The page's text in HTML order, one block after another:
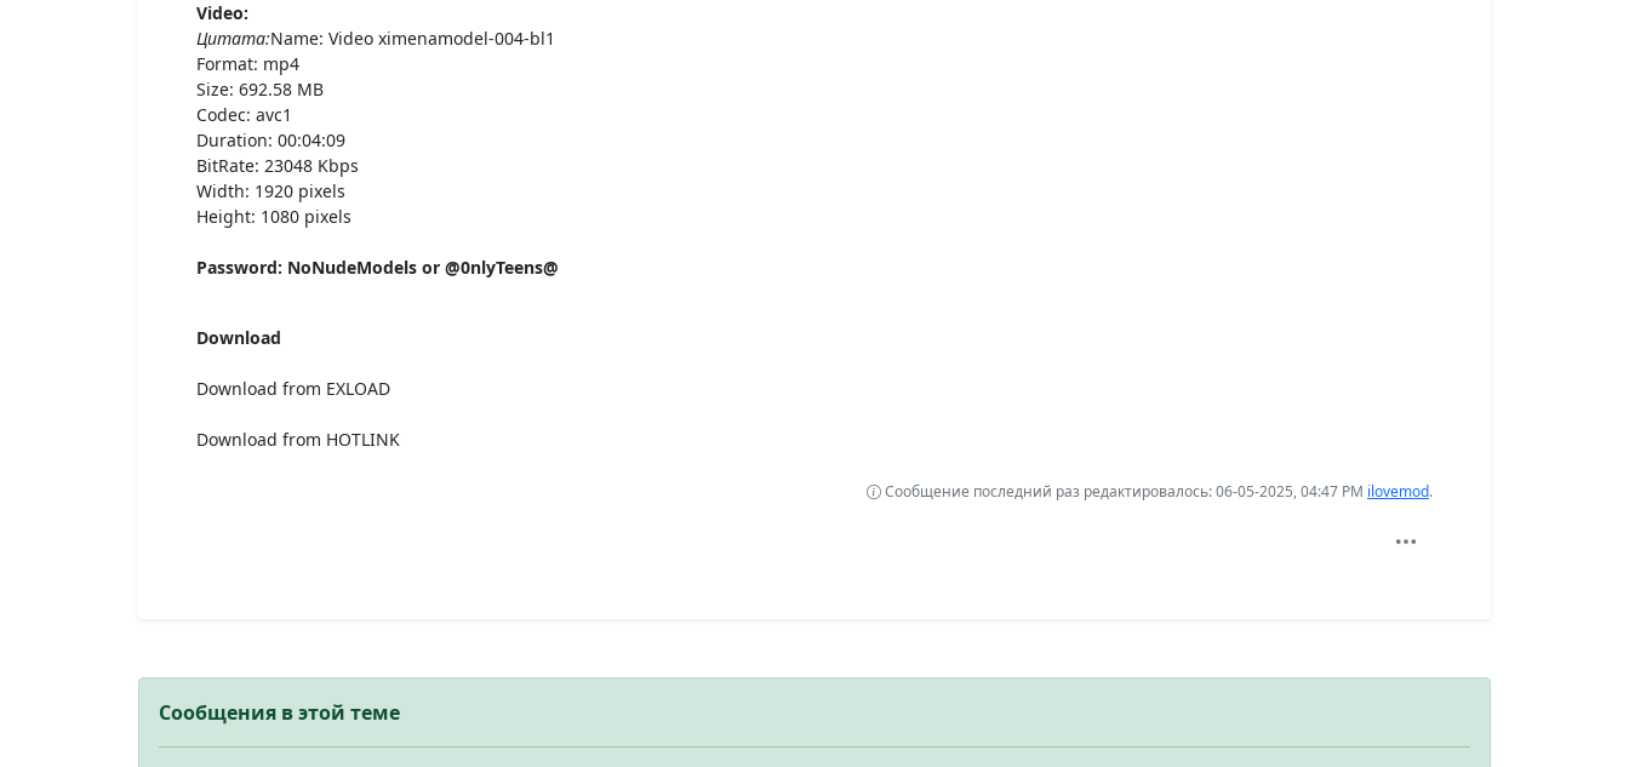
Video:
Цитата:Name: Video ximenamodel-004-bl1
Format: mp4
Size: 692.58 MB
Codec: avc1
Duration: 00:04:09
BitRate: 23048 Kbps
Width: 1920 pixels
Height: 1080 pixels
Password: NoNudeModels or @0nlyTeens@
Download
Download from EXLOAD
Download from HOTLINK
Сообщение последний раз редактировалось: 06-05-2025, 04:47 PM ilovemod.
Сообщения в этой теме